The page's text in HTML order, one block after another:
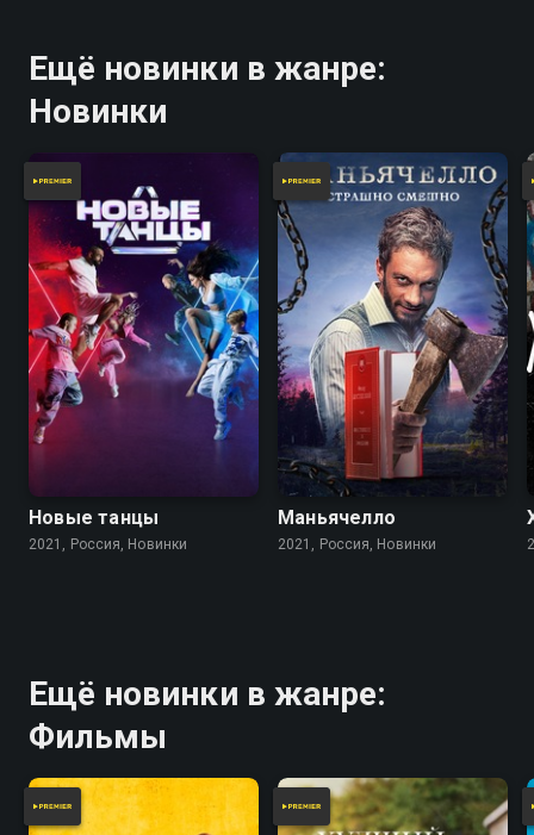
Ещё новинки в жанре:
Новинки
Новые танцы
2021, Россия, Новинки
Маньячелло
2021, Россия, Новинки
Ещё новинки в жанре:
Фильмы